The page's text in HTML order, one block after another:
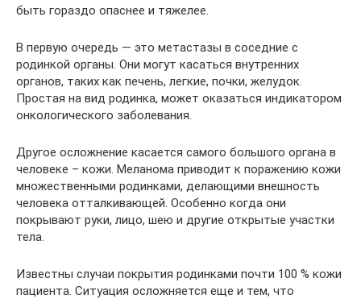
быть гораздо опаснее и тяжелее.
В первую очередь — это метастазы в соседние с
родинкой органы. Они могут касаться внутренних
органов, таких как печень, легкие, почки, желудок.
Простая на вид родинка, может оказаться индикатором
онкологического заболевания.
Другое осложнение касается самого большого органа в
человеке – кожи. Меланома приводит к поражению кожи
множественными родинками, делающими внешность
человека отталкивающей. Особенно когда они
покрывают руки, лицо, шею и другие открытые участки
тела.
Известны случаи покрытия родинками почти 100 % кожи
пациента. Ситуация осложняется еще и тем, что